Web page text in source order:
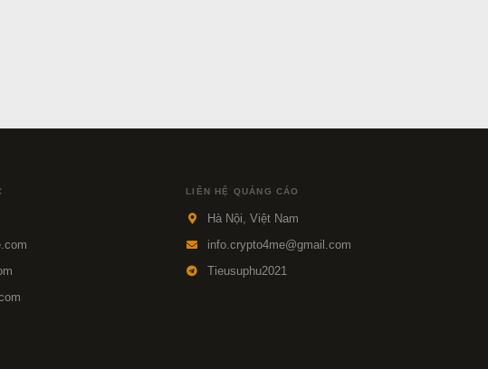
LIÊN HỆ QUẢNG CÁO
Hà Nội, Việt Nam
info.crypto4me@gmail.com
Tieusuphu2021